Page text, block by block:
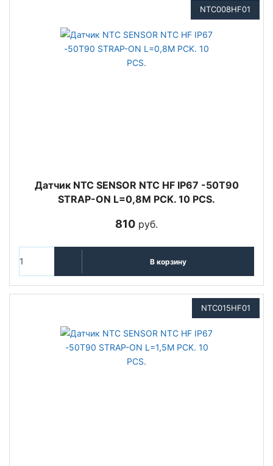
NTC008HF01
Датчик NTC SENSOR NTC HF IP67 -50T90
STRAP-ON L=0,8M PCK. 10 PCS.
810 руб.
В корзину
NTC015HF01